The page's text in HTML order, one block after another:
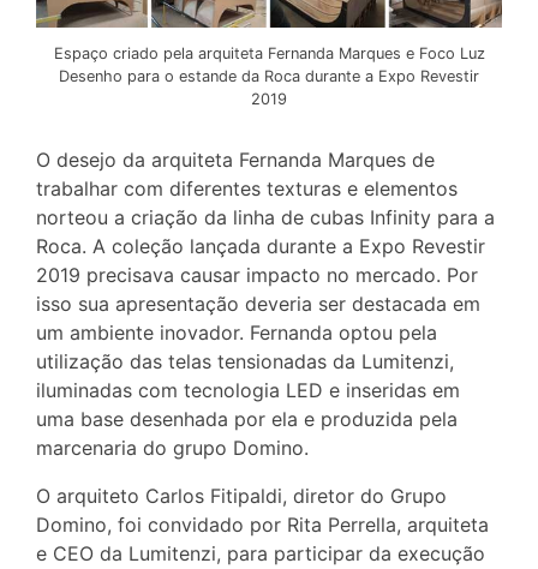
Espaço criado pela arquiteta Fernanda Marques e Foco Luz
Desenho para o estande da Roca durante a Expo Revestir
2019
O desejo da arquiteta Fernanda Marques de
trabalhar com diferentes texturas e elementos
norteou a criação da linha de cubas Infinity para a
Roca. A coleção lançada durante a Expo Revestir
2019 precisava causar impacto no mercado. Por
isso sua apresentação deveria ser destacada em
um ambiente inovador. Fernanda optou pela
utilização das telas tensionadas da Lumitenzi,
iluminadas com tecnologia LED e inseridas em
uma base desenhada por ela e produzida pela
marcenaria do grupo Domino.
O arquiteto Carlos Fitipaldi, diretor do Grupo
Domino, foi convidado por Rita Perrella, arquiteta
e CEO da Lumitenzi, para participar da execução